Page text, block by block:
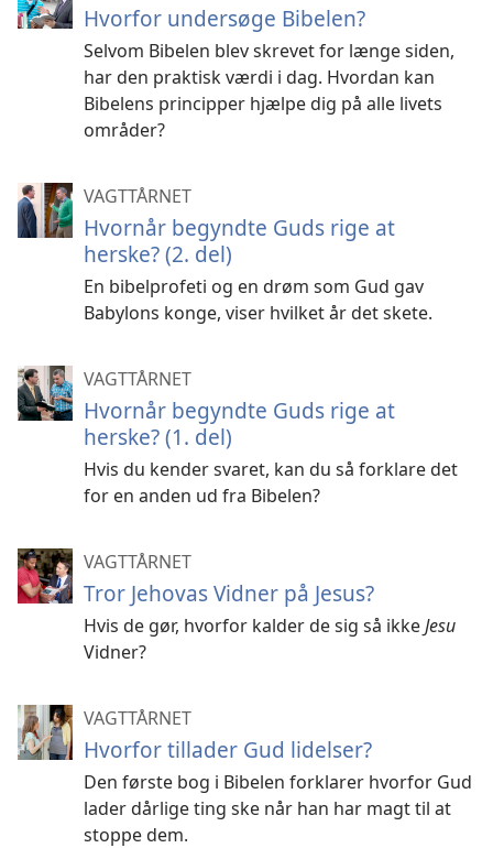
Hvorfor undersøge Bibelen?
Selvom Bibelen blev skrevet for længe siden,
har den praktisk værdi i dag. Hvordan kan
Bibelens principper hjælpe dig på alle livets
områder?
VAGTTÅRNET
Hvornår begyndte Guds rige at
herske? (2. del)
En bibelprofeti og en drøm som Gud gav
Babylons konge, viser hvilket år det skete.
VAGTTÅRNET
Hvornår begyndte Guds rige at
herske? (1. del)
Hvis du kender svaret, kan du så forklare det
for en anden ud fra Bibelen?
VAGTTÅRNET
Tror Jehovas Vidner på Jesus?
Hvis de gør, hvorfor kalder de sig så ikkeJesu
Vidner?
VAGTTÅRNET
Hvorfor tillader Gud lidelser?
Den første bog i Bibelen forklarer hvorfor Gud
lader dårlige ting ske når han har magt til at
stoppe dem.